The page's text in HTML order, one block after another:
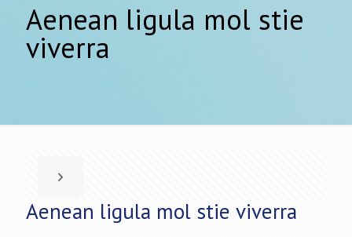
Aenean ligula mol stie
viverra
Aenean ligula mol stie viverra